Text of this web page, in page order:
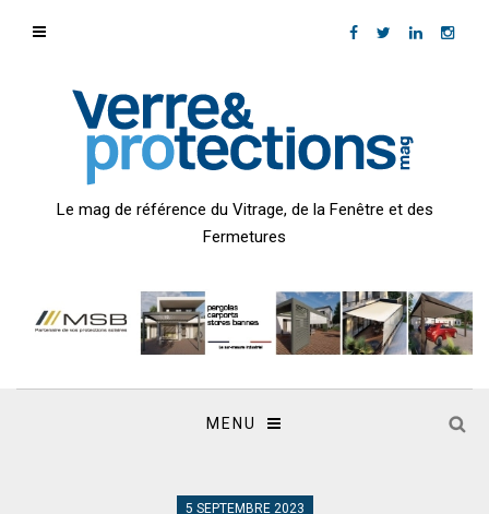
Le mag de référence du Vitrage, de la Fenêtre et des
Fermetures
MENU
5 SEPTEMBRE 2023